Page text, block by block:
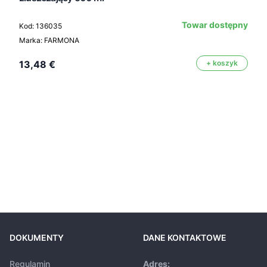
Kod: 136035
Marka: FARMONA
Towar dostępny
13,48 € + koszyk
DOKUMENTY
Regulamin
DANE KONTAKTOWE
Adres: